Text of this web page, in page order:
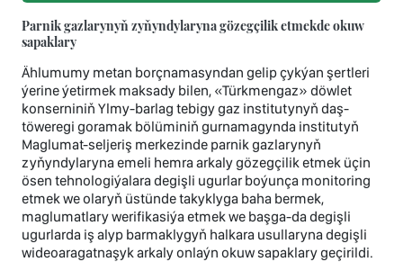
Parnik gazlarynyň zyňyndylaryna gözegçilik etmekde okuw
sapaklary
Ählumumy metan borçnamasyndan gelip çykýan şertleri
ýerine ýetirmek maksady bilen, «Türkmengaz» döwlet
konserniniň Ylmy-barlag tebigy gaz institutynyň daş-
töweregi goramak bölüminiň gurnamagynda institutyň
Maglumat-seljeriş merkezinde parnik gazlarynyň
zyňyndylaryna emeli hemra arkaly gözegçilik etmek üçin
ösen tehnologiýalara degişli ugurlar boýunça monitoring
etmek we olaryň üstünde takyklyga baha bermek,
maglumatlary werifikasiýa etmek we başga-da degişli
ugurlarda iş alyp barmaklygyň halkara usullaryna degişli
wideoaragatnaşyk arkaly onlaýn okuw sapaklary geçirildi.